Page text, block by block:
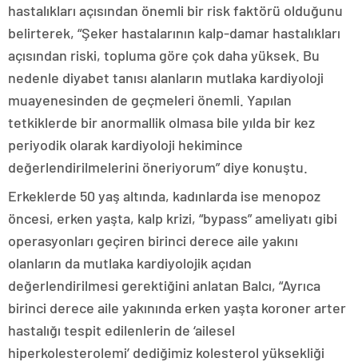
hastalıkları açısından önemli bir risk faktörü olduğunu
belirterek, “Şeker hastalarının kalp-damar hastalıkları
açısından riski, topluma göre çok daha yüksek. Bu
nedenle diyabet tanısı alanların mutlaka kardiyoloji
muayenesinden de geçmeleri önemli. Yapılan
tetkiklerde bir anormallik olmasa bile yılda bir kez
periyodik olarak kardiyoloji hekimince
değerlendirilmelerini öneriyorum” diye konuştu.
Erkeklerde 50 yaş altında, kadınlarda ise menopoz
öncesi, erken yaşta, kalp krizi, “bypass” ameliyatı gibi
operasyonları geçiren birinci derece aile yakını
olanların da mutlaka kardiyolojik açıdan
değerlendirilmesi gerektiğini anlatan Balcı, “Ayrıca
birinci derece aile yakınında erken yaşta koroner arter
hastalığı tespit edilenlerin de ‘ailesel
hiperkolesterolemi’ dediğimiz kolesterol yüksekliği